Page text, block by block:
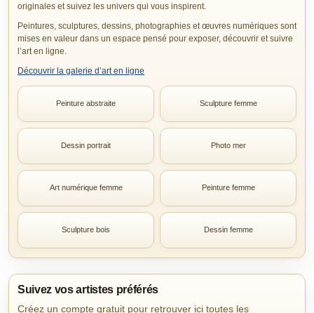
originales et suivez les univers qui vous inspirent.
Peintures, sculptures, dessins, photographies et œuvres numériques sont
mises en valeur dans un espace pensé pour exposer, découvrir et suivre
l’art en ligne.
Découvrir la galerie d’art en ligne
Peinture abstraite Sculpture femme
Dessin portrait Photo mer
Art numérique femme Peinture femme
Sculpture bois Dessin femme
Suivez vos artistes préférés
Créez un compte gratuit pour retrouver ici toutes les